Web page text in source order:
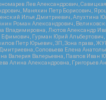
Лев Александрович,
Маняхин Петр Борисович,
Илья Дмитриевич, Апухтина
Роман Александрович,
Владимировна, Лютов Александр
Гурман Юрий
Петр Юрьевич, ЗП, Зона
Соловьева Елена
Валерьевна, Павлов Иван
Александровна, Григорьев